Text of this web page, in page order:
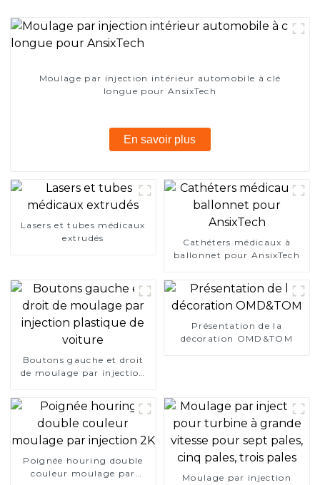
Moulage par injection intérieur automobile à clé
longue pour AnsixTech
En savoir plus
Lasers et tubes médicaux
extrudés
Cathéters médicaux à
ballonnet pour AnsixTech
Boutons gauche et droit
de moulage par injection
Présentation de la
décoration OMD&TOM
Poignée houring double
couleur moulage par
Moulage par injection